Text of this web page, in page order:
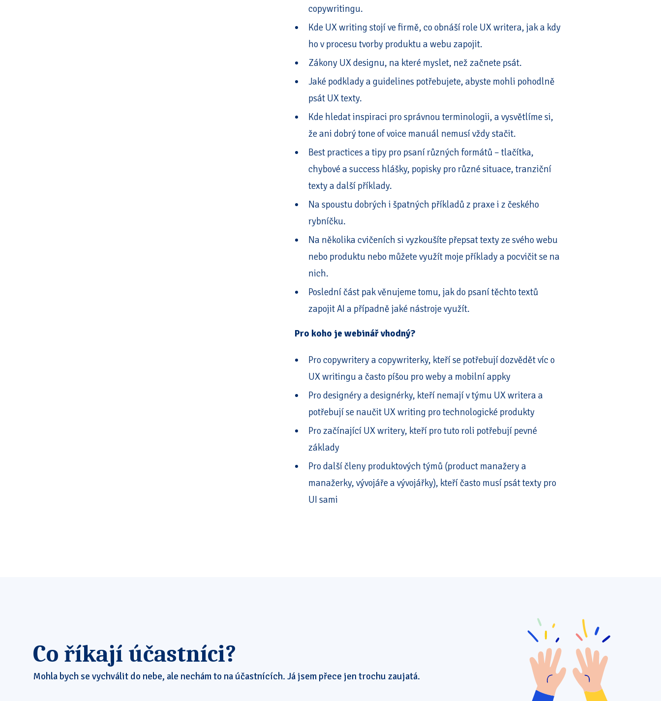
copywritingu.
Kde UX writing stojí ve firmě, co obnáší role UX writera, jak a kdy
ho v procesu tvorby produktu a webu zapojit.
Zákony UX designu, na které myslet, než začnete psát.
Jaké podklady a guidelines potřebujete, abyste mohli pohodlně
psát UX texty.
Kde hledat inspiraci pro správnou terminologii, a vysvětlíme si,
že ani dobrý tone of voice manuál nemusí vždy stačit.
Best practices a tipy pro psaní různých formátů – tlačítka,
chybové a success hlášky, popisky pro různé situace, tranziční
texty a další příklady.
Na spoustu dobrých i špatných příkladů z praxe i z českého
rybníčku.
Na několika cvičeních si vyzkoušíte přepsat texty ze svého webu
nebo produktu nebo můžete využít moje příklady a pocvičit se na
nich.
Poslední část pak věnujeme tomu, jak do psaní těchto textů
zapojit AI a případně jaké nástroje využít.
Pro koho je webinář vhodný?
Pro copywritery a copywriterky, kteří se potřebují dozvědět víc o
UX writingu a často píšou pro weby a mobilní appky
Pro designéry a designérky, kteří nemají v týmu UX writera a
potřebují se naučit UX writing pro technologické produkty
Pro začínající UX writery, kteří pro tuto roli potřebují pevné
základy
Pro další členy produktových týmů (product manažery a
manažerky, vývojáře a vývojářky), kteří často musí psát texty pro
UI sami
Co říkají účastníci?
Mohla bych se vychválit do nebe, ale nechám to na účastnících. Já jsem přece jen trochu zaujatá.